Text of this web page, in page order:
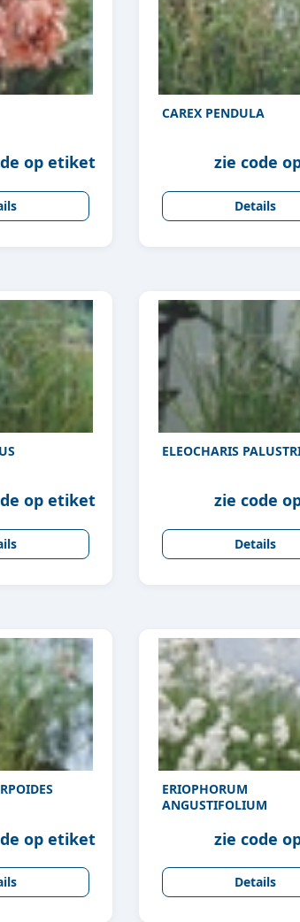
op etiket
CAREX PENDULA
zie code
Details
op etiket
ELEOCHARIS
zie code
Details
op etiket
ERIOPHORUM
ANGUSTIFOLIUM
zie code
Details